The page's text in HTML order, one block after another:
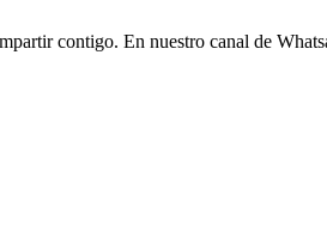
contigo. En nuestro canal de